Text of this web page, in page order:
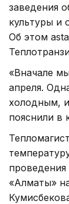
заведения
культуры и
Об этом
«Вначале
апреля.
холодным,
пояснили в
«Алматы»